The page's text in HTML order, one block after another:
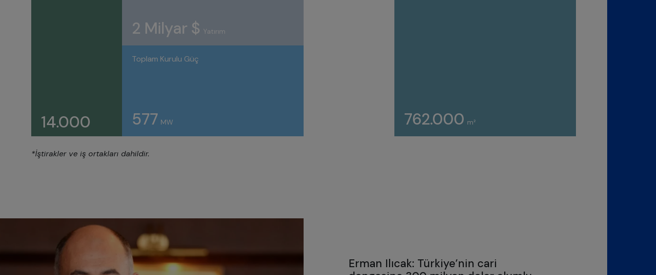
14.000
2 Milyar $ Yatırım
Toplam Kurulu Güç
577 MW 762.000 m²
*İştirakler ve iş ortakları dahildir.
Erman Ilıcak: Türkiye’nin cari